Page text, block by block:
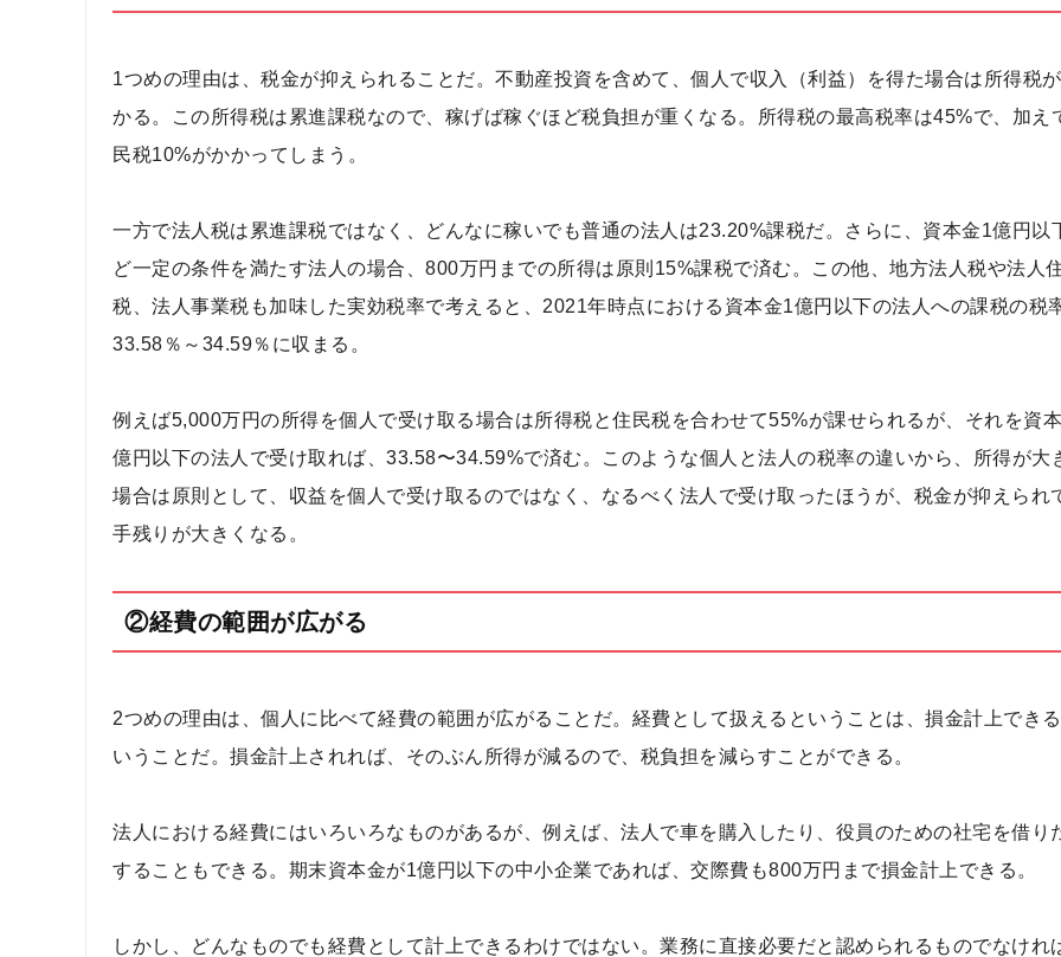
1つめの理由は、税金が抑えられることだ。不動産投資を含めて、個人で収入（利益）を得た場合は所得税
かる。この所得税は累進課税なので、稼げば稼ぐほど税負担が重くなる。所得税の最高税率は45%で、加え
民税10%がかかってしまう。
一方で法人税は累進課税ではなく、どんなに稼いでも普通の法人は23.20%課税だ。さらに、資本金1億円以
ど一定の条件を満たす法人の場合、800万円までの所得は原則15%課税で済む。この他、地方法人税や法人
税、法人事業税も加味した実効税率で考えると、2021年時点における資本金1億円以下の法人への課税の税
33.58％～34.59％に収まる。
例えば5,000万円の所得を個人で受け取る場合は所得税と住民税を合わせて55%が課せられるが、それを資
億円以下の法人で受け取れば、33.58〜34.59%で済む。このような個人と法人の税率の違いから、所得が大
場合は原則として、収益を個人で受け取るのではなく、なるべく法人で受け取ったほうが、税金が抑えられ
手残りが大きくなる。
②経費の範囲が広がる
2つめの理由は、個人に比べて経費の範囲が広がることだ。経費として扱えるということは、損金計上でき
いうことだ。損金計上されれば、そのぶん所得が減るので、税負担を減らすことができる。
法人における経費にはいろいろなものがあるが、例えば、法人で車を購入したり、役員のための社宅を借り
することもできる。期末資本金が1億円以下の中小企業であれば、交際費も800万円まで損金計上できる。
しかし、どんなものでも経費として計上できるわけではない。業務に直接必要だと認められるものでなけれ